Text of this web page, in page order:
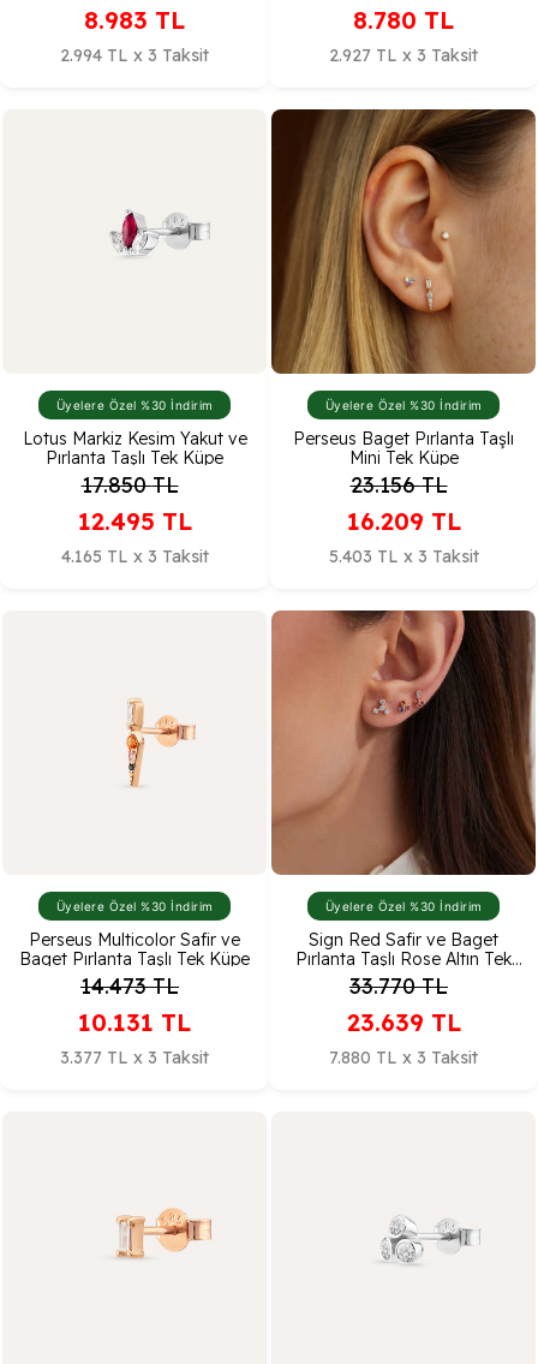
8.983 TL
2.994 TL x 3 Taksit
8.780 TL
2.927 TL x 3 Taksit
Üyelere Özel %30 İndirim
Lotus Markiz Kesim Yakut ve
Pırlanta Taşlı Tek Küpe
17.850TL
12.495 TL
4.165 TL x 3 Taksit
Üyelere Özel %30 İndirim
Perseus Baget Pırlanta Taşlı
Mini Tek Küpe
23.156TL
16.209 TL
5.403 TL x 3 Taksit
Üyelere Özel %30 İndirim
Perseus Multicolor Safir ve
Baget Pırlanta Taşlı Tek Küpe
14.473TL
10.131 TL
3.377 TL x 3 Taksit
Üyelere Özel %30 İndirim
Sign Red Safir ve Baget
Pırlanta Taşlı Rose Altın Tek
Küpe
33.770TL
23.639 TL
7.880 TL x 3 Taksit